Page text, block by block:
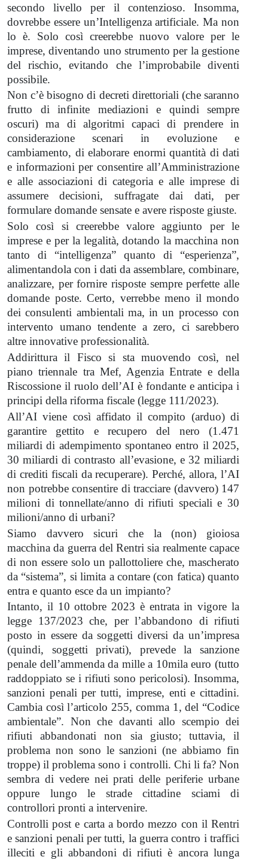
secondo livello per il contenzioso. Insomma,
dovrebbe essere un’Intelligenza artificiale. Ma non
lo è. Solo così creerebbe nuovo valore per le
imprese, diventando uno strumento per la gestione
del rischio, evitando che l’improbabile diventi
possibile.
Non c’è bisogno di decreti direttoriali (che saranno
frutto di infinite mediazioni e quindi sempre
oscuri) ma di algoritmi capaci di prendere in
considerazione scenari in evoluzione e
cambiamento, di elaborare enormi quantità di dati
e informazioni per consentire all’Amministrazione
e alle associazioni di categoria e alle imprese di
assumere decisioni, suffragate dai dati, per
formulare domande sensate e avere risposte giuste.
Solo così si creerebbe valore aggiunto per le
imprese e per la legalità, dotando la macchina non
tanto di “intelligenza” quanto di “esperienza”,
alimentandola con i dati da assemblare, combinare,
analizzare, per fornire risposte sempre perfette alle
domande poste. Certo, verrebbe meno il mondo
dei consulenti ambientali ma, in un processo con
intervento umano tendente a zero, ci sarebbero
altre innovative professionalità.
Addirittura il Fisco si sta muovendo così, nel
piano triennale tra Mef, Agenzia Entrate e della
Riscossione il ruolo dell’AI è fondante e anticipa i
principi della riforma fiscale (legge 111/2023).
All’AI viene così affidato il compito (arduo) di
garantire gettito e recupero del nero (1.471
miliardi di adempimento spontaneo entro il 2025,
30 miliardi di contrasto all’evasione, e 32 miliardi
di crediti fiscali da recuperare). Perché, allora, l’AI
non potrebbe consentire di tracciare (davvero) 147
milioni di tonnellate/anno di rifiuti speciali e 30
milioni/anno di urbani?
Siamo davvero sicuri che la (non) gioiosa
macchina da guerra del Rentri sia realmente capace
di non essere solo un pallottoliere che, mascherato
da “sistema”, si limita a contare (con fatica) quanto
entra e quanto esce da un impianto?
Intanto, il 10 ottobre 2023 è entrata in vigore la
legge 137/2023 che, per l’abbandono di rifiuti
posto in essere da soggetti diversi da un’impresa
(quindi, soggetti privati), prevede la sanzione
penale dell’ammenda da mille a 10mila euro (tutto
raddoppiato se i rifiuti sono pericolosi). Insomma,
sanzioni penali per tutti, imprese, enti e cittadini.
Cambia così l’articolo 255, comma 1, del “Codice
ambientale”. Non che davanti allo scempio dei
rifiuti abbandonati non sia giusto; tuttavia, il
problema non sono le sanzioni (ne abbiamo fin
troppe) il problema sono i controlli. Chi li fa? Non
sembra di vedere nei prati delle periferie urbane
oppure lungo le strade cittadine sciami di
controllori pronti a intervenire.
Controlli post e carta a bordo mezzo con il Rentri
e sanzioni penali per tutti, la guerra contro i traffici
illeciti e gli abbandoni di rifiuti è ancora lunga